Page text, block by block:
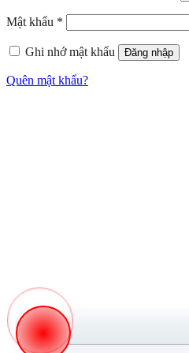
Mật khẩu *
Ghi nhớ mật khẩu Đăng nhập
Quên mật khẩu?